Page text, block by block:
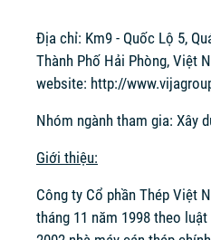
Địa chỉ: Km9 - Quốc Lộ 5,
Thành Phố Hải Phòng, Việt
website: http://
Nhóm ngành tham gia: Xây
Giới thiệu:
Công ty Cổ phần Thép Việt
tháng 11 năm 1998 theo